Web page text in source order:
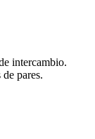
intercambio.
pares.